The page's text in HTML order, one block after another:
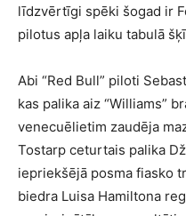
līdzvērtīgi spēki šogad ir
pilotus apļa laiku tabulā
Abi “Red Bull” piloti
kas palika aiz “Williams”
venecuēlietim zaudēja
Tostarp ceturtais palika
iepriekšējā posma fiasko
biedra Luisa Hamiltona